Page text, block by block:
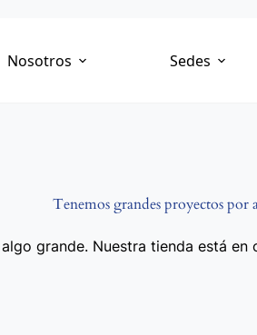
Nosotros Sedes
Tenemos grandes proyectos por
grande. Nuestra tienda está